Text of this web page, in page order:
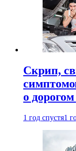
Скрип,
о
1 год спустя1